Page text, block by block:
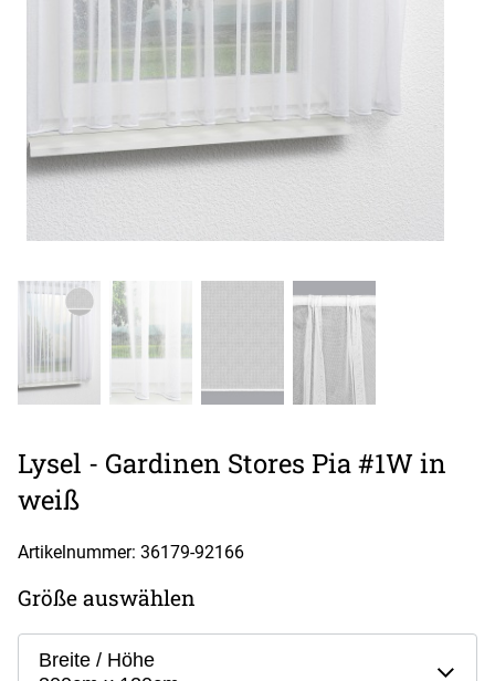
Lysel - Gardinen Stores Pia #1W in
weiß
Artikelnummer: 36179-92166
Größe auswählen
Breite / Höhe